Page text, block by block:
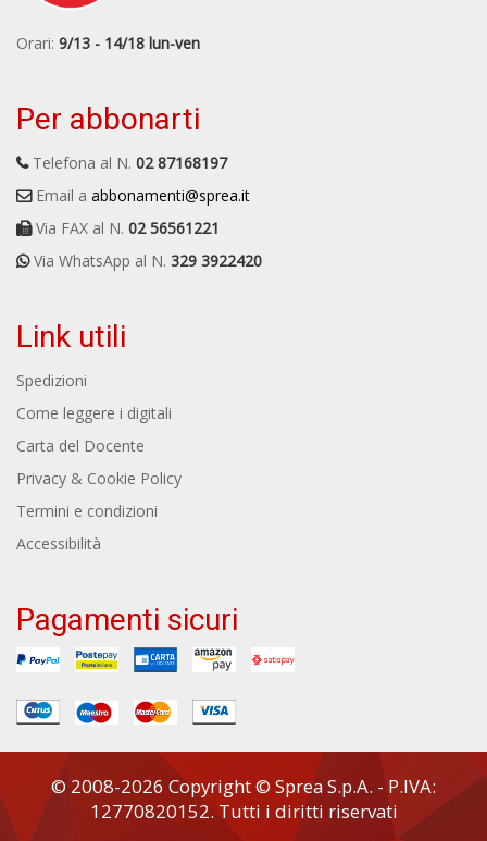
Orari: 9/13 - 14/18 lun-ven
Per abbonarti
Telefona al N. 02 87168197
Email a abbonamenti@sprea.it
Via FAX al N. 02 56561221
Via WhatsApp al N. 329 3922420
Link utili
Spedizioni
Come leggere i digitali
Carta del Docente
Privacy & Cookie Policy
Termini e condizioni
Accessibilità
Pagamenti sicuri
© 2008-2026 Copyright © Sprea S.p.A. - P.IVA:
12770820152. Tutti i diritti riservati